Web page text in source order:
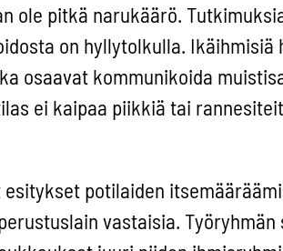
ole pitkä narukäärö.
on hyllytolkulla. Ikäihmisiä
osaavat kommunikoida
ei kaipaa piikkiä tai
potilaiden
vastaisia. Työryhmän